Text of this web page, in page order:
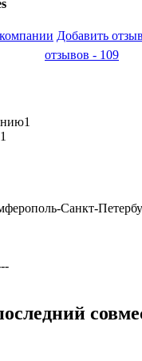
Добавить отзыв
отзывов - 109
1
1
Санкт-